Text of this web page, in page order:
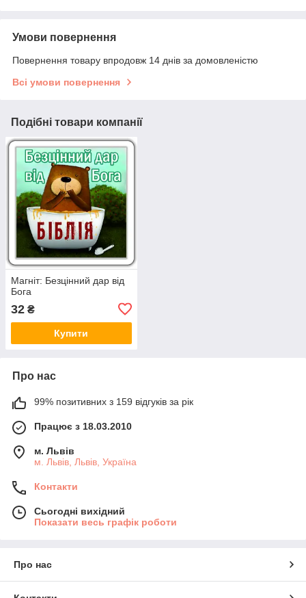
Умови повернення
Повернення товару впродовж 14 днів за домовленістю
Всі умови повернення
Подібні товари компанії
Магніт: Безцінний дар від
Бога
32 ₴
Купити
Про нас
99% позитивних з 159 відгуків за рік
Працює з 18.03.2010
м. Львів
м. Львів, Львів, Україна
Контакти
Сьогодні вихідний
Показати весь графік роботи
Про нас